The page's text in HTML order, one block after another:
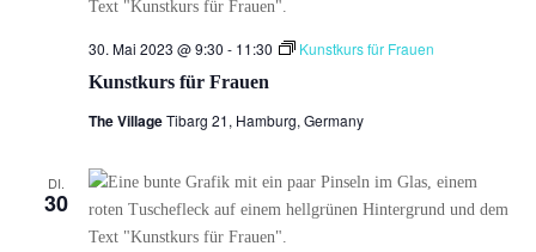
Kunstkurs für Frauen
30. Mai 2023 @ 9:30 - 11:30 Kunstkurs für Frauen
The VillageTibarg 21, Hamburg, Germany
DI.
30